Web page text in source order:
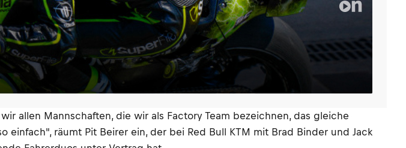
allen Mannschaften, die wir als Factory Team bezeichnen, das gleiche
räumt Pit Beirer ein, der bei Red Bull KTM mit Brad Binder und Jack